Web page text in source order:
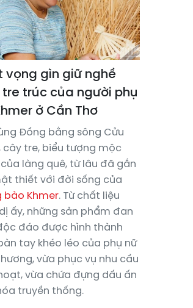
vọng gìn giữ nghề
trúc của người phụ
ở Cần Thơ
Đồng bằng sông Cửu
cây tre, biểu tượng mộc
làng quê, từ lâu đã gắn
thiết với đời sống của
bào Khmer. Từ chất liệu
ấy, những sản phẩm đan
đáo được hình thành
tay khéo léo của phụ nữ
vừa phục vụ nhu cầu
vừa chứa đựng dấu ấn
truyền thống.